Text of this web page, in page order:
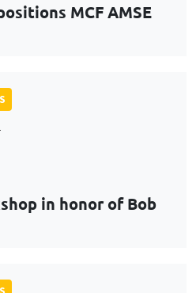
MCF AMSE
in honor of Bob